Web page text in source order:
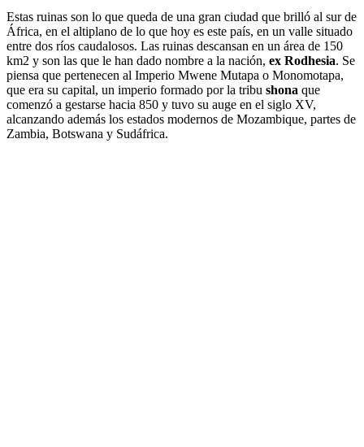
Estas ruinas son lo que queda de una gran ciudad que brilló al sur de
África, en el altiplano de lo que hoy es este país, en un valle situado
entre dos ríos caudalosos. Las ruinas descansan en un área de 150
km2 y son las que le han dado nombre a la nación, ex Rodhesia. Se
piensa que pertenecen al Imperio Mwene Mutapa o Monomotapa,
que era su capital, un imperio formado por la tribu shona que
comenzó a gestarse hacia 850 y tuvo su auge en el siglo XV,
alcanzando además los estados modernos de Mozambique, partes de
Zambia, Botswana y Sudáfrica.